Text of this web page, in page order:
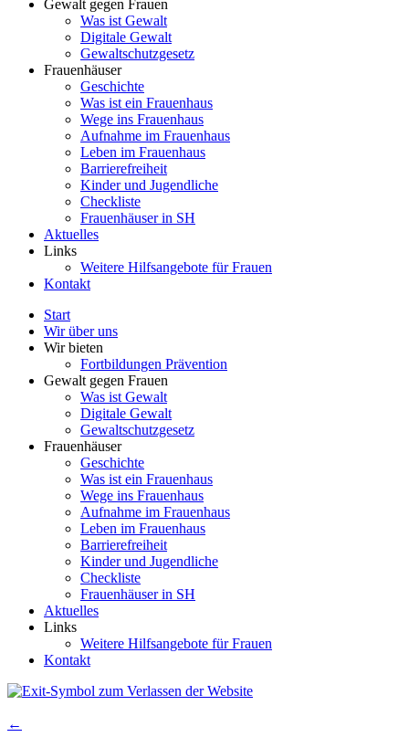
Gewalt gegen Frauen
Was ist Gewalt
Digitale Gewalt
Gewaltschutzgesetz
Frauenhäuser
Geschichte
Was ist ein Frauenhaus
Wege ins Frauenhaus
Aufnahme im Frauenhaus
Leben im Frauenhaus
Barrierefreiheit
Kinder und Jugendliche
Checkliste
Frauenhäuser in SH
Aktuelles
Links
Weitere Hilfsangebote für Frauen
Kontakt
Start
Wir über uns
Wir bieten
Fortbildungen Prävention
Gewalt gegen Frauen
Was ist Gewalt
Digitale Gewalt
Gewaltschutzgesetz
Frauenhäuser
Geschichte
Was ist ein Frauenhaus
Wege ins Frauenhaus
Aufnahme im Frauenhaus
Leben im Frauenhaus
Barrierefreiheit
Kinder und Jugendliche
Checkliste
Frauenhäuser in SH
Aktuelles
Links
Weitere Hilfsangebote für Frauen
Kontakt
←